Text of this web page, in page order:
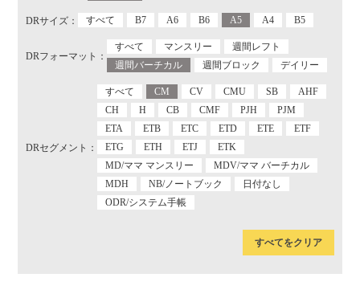
DRサイズ： すべて B7 A6 B6 A5 A4 B5
DRフォーマット：
すべて マンスリー
週間レフト
週間バーチカル
週間ブロック デイリー
DRセグメント：
すべて CM CV CMU SB
AHF
CH
H CB CMF PJH
PJM
ETA
ETB ETC ETD ETE
ETF
ETG
ETH ETJ
ETK
MD/ママ マンスリー
MDV/ママ バーチカル
MDH
NB/ノートブック
日付なし
ODR/システム手帳
すべてをクリア